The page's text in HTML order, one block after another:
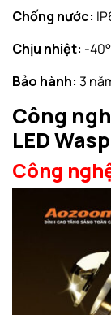
Chống nước:
Chịu nhiệt: -
Bảo hành: 3
Công
LED
Công